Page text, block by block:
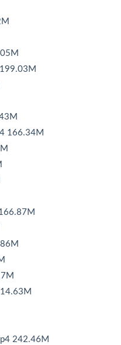
166.34M
242.46M